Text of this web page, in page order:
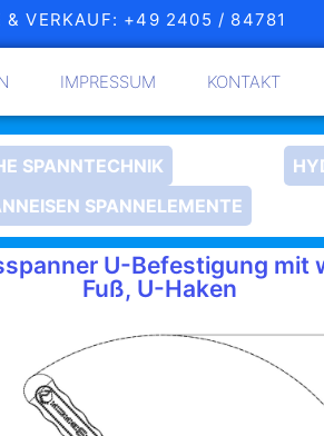
& VERKAUF: +49 2405 / 84781
IMPRESSUM KONTAKT
SPANNTECHNIK
SPANNELEMENTE
U-Befestigung mit
Fuß, U-Haken